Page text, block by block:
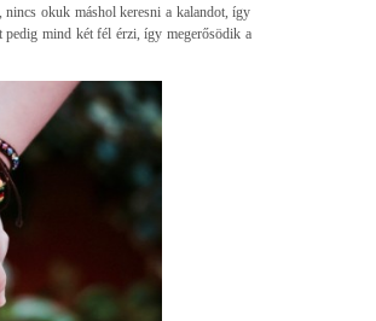
nincs okuk máshol keresni a kalandot, így
pedig mind két fél érzi, így megerősödik a